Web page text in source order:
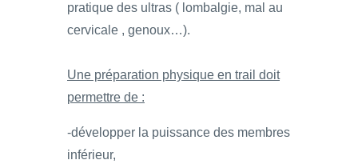
pratique des ultras ( lombalgie, mal au
cervicale , genoux…).
Une préparation physique en trail doit
permettre de :
-développer la puissance des membres
inférieur,